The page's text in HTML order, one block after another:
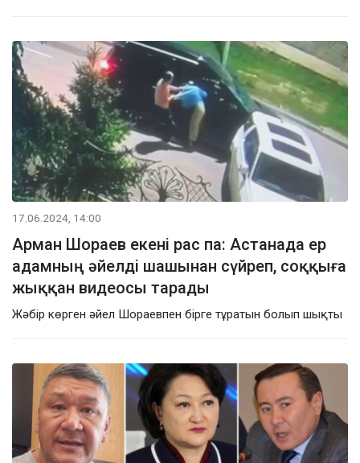
17.06.2024, 14:00
Арман Шораев екені рас па: Астанада ер
адамның әйелді шашынан сүйреп, соққыға
жыққан видеосы тарады
Жәбір көрген әйел Шораевпен бірге тұратын болып шықты